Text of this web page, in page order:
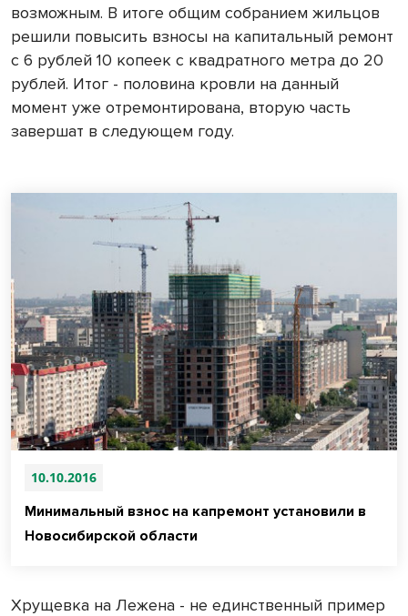
возможным. В итоге общим собранием жильцов
решили повысить взносы на капитальный ремонт
с 6 рублей 10 копеек с квадратного метра до 20
рублей. Итог - половина кровли на данный
момент уже отремонтирована, вторую часть
завершат в следующем году.
10.10.2016
Минимальный взнос на капремонт установили в
Новосибирской области
Хрущевка на Лежена - не единственный пример